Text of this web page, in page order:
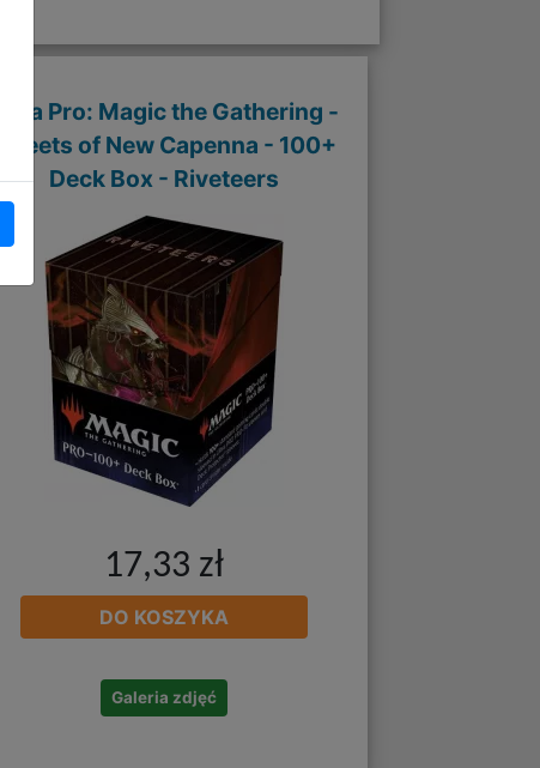
Ultra Pro: Magic the Gathering -
Streets of New Capenna - 100+
Deck Box - Riveteers
17,33 zł
DO KOSZYKA
Galeria zdjęć